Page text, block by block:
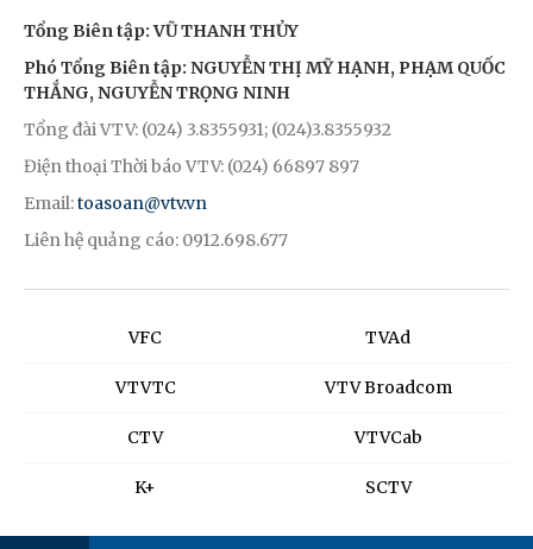
Tổng Biên tập: VŨ THANH THỦY
Phó Tổng Biên tập: NGUYỄN THỊ MỸ HẠNH, PHẠM QUỐC
THẮNG, NGUYỄN TRỌNG NINH
Tổng đài VTV: (024) 3.8355931; (024)3.8355932
Điện thoại Thời báo VTV: (024) 66897 897
Email:toasoan@vtv.vn
Liên hệ quảng cáo: 0912.698.677
VFC
VTVTC
CTV
K+
TVAd
VTV Broadcom
VTVCab
SCTV